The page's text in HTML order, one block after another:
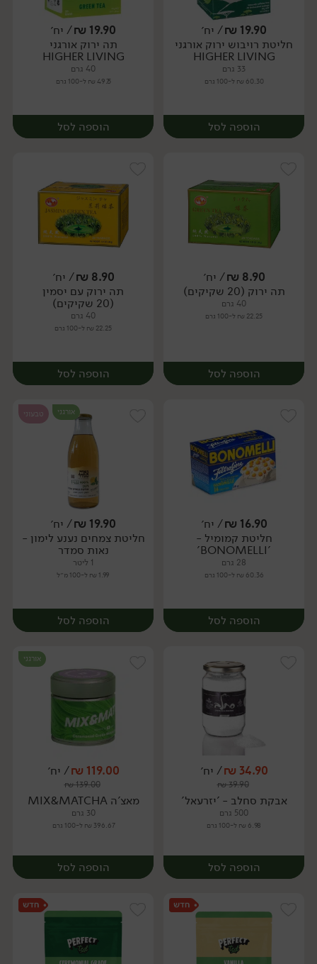
יח׳ יח׳
19.90
₪/ יח׳
חליטת רויבוש ירוק אורגני
HIGHER LIVING
33 גרם
60.30 ₪ ל-100 גרם
הוספה לסל
יח׳
19.90
₪/ יח׳
תה ירוק אורגני
HIGHER LIVING
40 גרם
49.75 ₪ ל-100 גרם
הוספה לסל
יח׳
8.90
₪/ יח׳
תה ירוק (20 שקיקים)
40 גרם
22.25 ₪ ל-100 גרם
הוספה לסל
יח׳
8.90
₪/ יח׳
תה ירוק עם יסמין
(20 שקיקים)
40 גרם
22.25 ₪ ל-100 גרם
הוספה לסל
יח׳
16.90
₪/ יח׳
חליטת קמומיל -
'BONOMELLI'
28 גרם
60.36 ₪ ל-100 גרם
הוספה לסל
יח׳
אורגני טבעוני
19.90
₪/ יח׳
חליטת צמחים נענע לימון -
נאות סמדר
1 ליטר
1.99 ₪ ל-100 מ״ל
הוספה לסל
יח׳
34.90
₪/ יח׳
39.90
₪
אבקת סחלב - 'יזרעאל'
500 גרם
6.98 ₪ ל-100 גרם
הוספה לסל
אורגני
119.00
₪/ יח׳
139.00
₪
מאצ'ה MIX&MATCHA
30 גרם
396.67 ₪ ל-100 גרם
הוספה לסל